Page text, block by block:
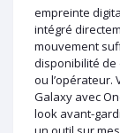
empreinte
intégré
mouvement
disponibilité de
ou l’opérateur.
Galaxy avec
look avant-